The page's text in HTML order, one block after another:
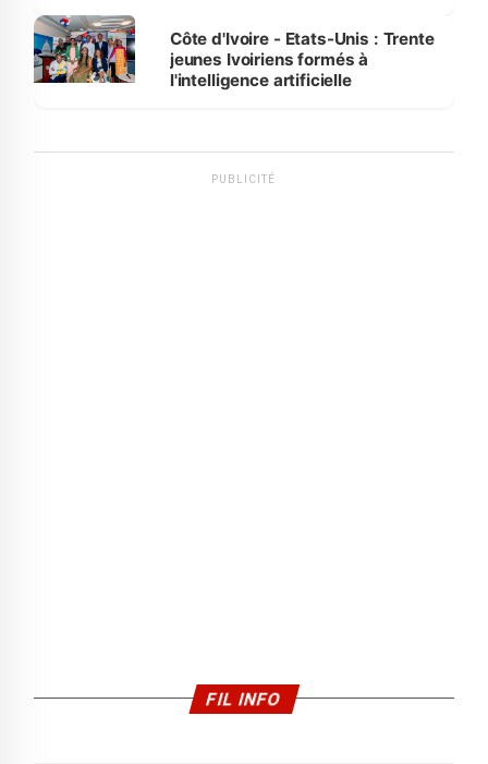
Côte d'Ivoire - Etats-Unis : Trente
jeunes Ivoiriens formés à
l'intelligence artificielle
PUBLICITÉ
FIL INFO